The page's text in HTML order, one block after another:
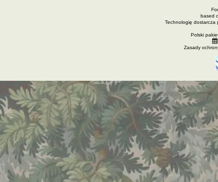
based
Technologię dostarcza
Polski
Zasady